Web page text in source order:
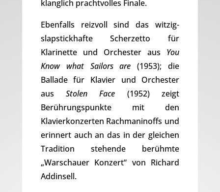
klanglich prachtvolles Finale.
Ebenfalls reizvoll sind das witzig-
slapstickhafte Scherzetto für
Klarinette und Orchester aus You
Know what Sailors are (1953); die
Ballade für Klavier und Orchester
ausStolen Face (1952) zeigt
Berührungspunkte mit den
Klavierkonzerten Rachmaninoffs und
erinnert auch an das in der gleichen
Tradition stehende berühmte
„Warschauer Konzert“ von Richard
Addinsell.